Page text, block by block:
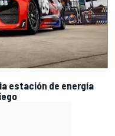
estación de energía